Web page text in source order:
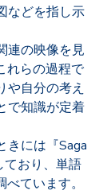
などを指し示
連の映像を見
れらの過程で
や自分の考え
で知識が定着
きには『Saga
ており、単語
ています。